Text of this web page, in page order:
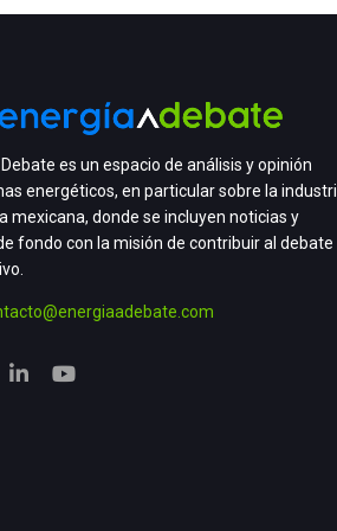
es un espacio de análisis y opinión
energéticos, en particular sobre la
mexicana, donde se incluyen noticias y
fondo con la misión de contribuir al debate